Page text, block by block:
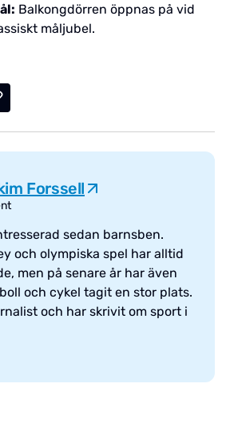
Balkongdörren öppnas på vid
måljubel.
Forssell
sedan barnsben.
och olympiska spel har alltid
men på senare år har även
och cykel tagit en stor plats.
och har skrivit om sport i